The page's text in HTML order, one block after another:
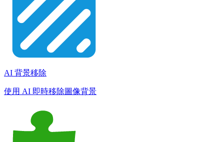
AI 背景移除
使用 AI 即時移除圖像背景